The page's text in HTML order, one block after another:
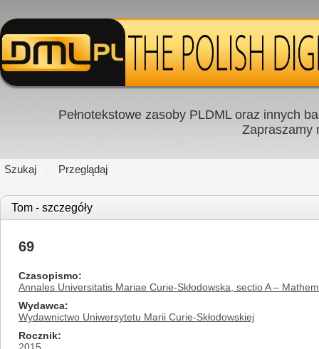
Pełnotekstowe zasoby PLDML oraz innych
Zapraszamy
Szukaj Przeglądaj
Tom - szczegóły
69
Czasopismo
Annales Universitatis Mariae Curie-Skłodowska, sectio A –
Wydawca
Wydawnictwo Uniwersytetu Marii Curie-Skłodowskiej
Rocznik